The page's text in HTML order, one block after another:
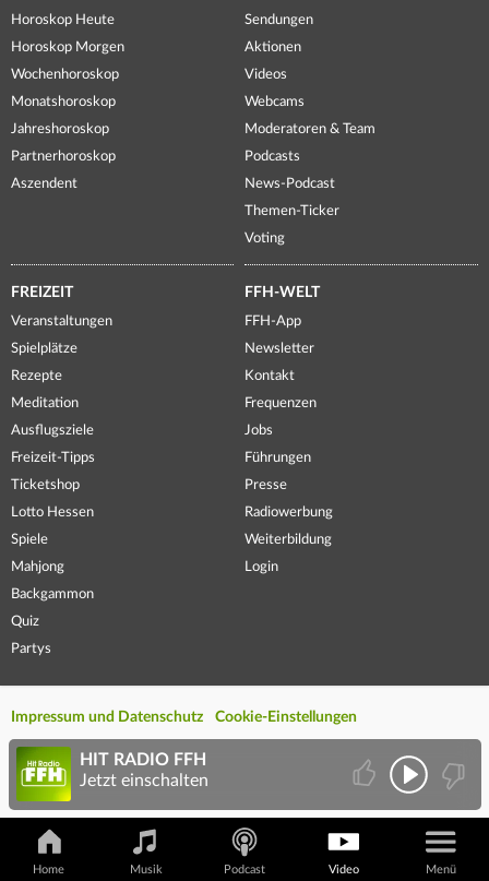
Horoskop Heute
Horoskop Morgen
Wochenhoroskop
Monatshoroskop
Jahreshoroskop
Partnerhoroskop
Aszendent
Sendungen
Aktionen
Videos
Webcams
Moderatoren & Team
Podcasts
News-Podcast
Themen-Ticker
Voting
FREIZEIT
Veranstaltungen
Spielplätze
Rezepte
Meditation
Ausflugsziele
Freizeit-Tipps
Ticketshop
Lotto Hessen
Spiele
Mahjong
Backgammon
Quiz
Partys
FFH-WELT
FFH-App
Newsletter
Kontakt
Frequenzen
Jobs
Führungen
Presse
Radiowerbung
Weiterbildung
Login
Impressum und Datenschutz Cookie-Einstellungen
Home Musik Podcast Video Menü
HIT RADIO FFH
Jetzt einschalten